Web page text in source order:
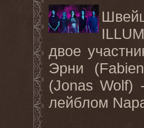
двое
Эрни
(Jonas Wolf)
лейблом